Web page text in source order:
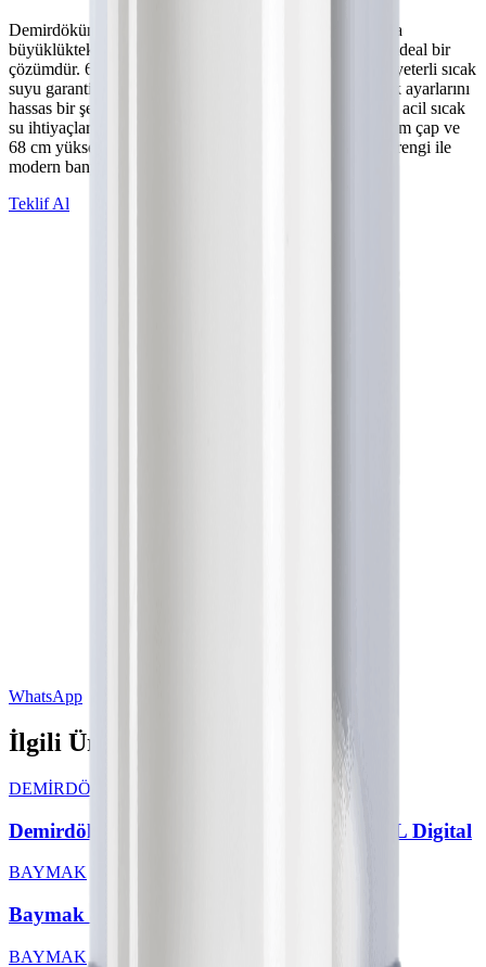
Demirdöküm DT4 Premium Termosifon 65L Digital, orta
büyüklükteki ailelerin sıcak su ihtiyacını karşılamak için ideal bir
çözümdür. 65 litre su kapasitesi ile 3-4 kişilik aileler için yeterli sıcak
suyu garanti eder. Dijital kontrol paneli sayesinde sıcaklık ayarlarını
hassas bir şekilde yapabilirsiniz. Turbo ısıtma fonksiyonu acil sıcak
su ihtiyaçlarında devreye girer. Kompakt tasarımı ile 44 cm çap ve
68 cm yükseklik ölçüleri, montaj kolaylığı sağlar. Beyaz rengi ile
modern banyolara estetik bir görünüm kazandırır.
Teklif Al
WhatsApp
İlgili Ürünler
DEMİRDÖKÜM
Demirdöküm DT4 Premium Termosifon 80L Digital
BAYMAK
Baymak 80 LT Aqua Konfor Termosifon
BAYMAK